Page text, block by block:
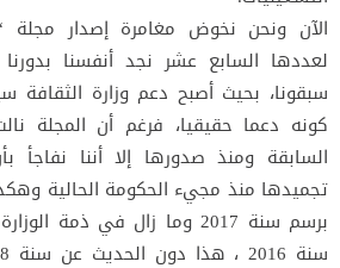
الآن ونحن نخوض مغامرة إصدار مجلة
لعددها السابع عشر نجد أنفسنا
سبقونا، بحيث أصبح دعم وزارة الثقافة
كونه دعما حقيقيا، فرغم أن المجلة
السابقة ومنذ صدورها إلا أننا نفاجأ
تجميدها منذ مجيء الحكومة الحالية
برسم سنة 2017 وما زال في ذمة